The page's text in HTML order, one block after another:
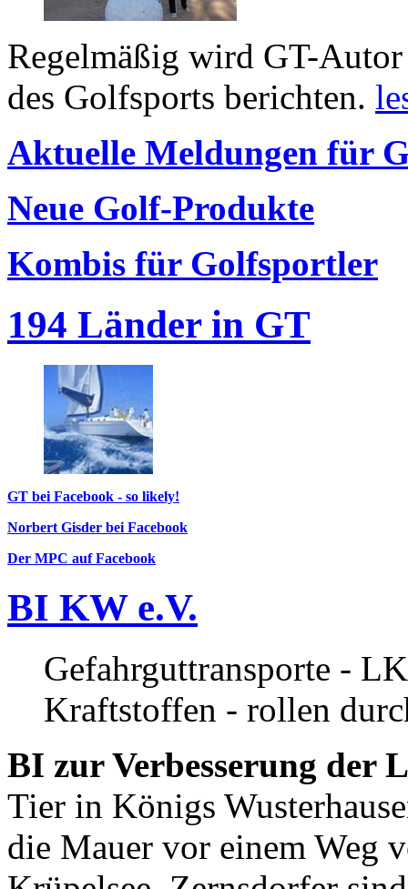
Regelmäßig wird GT-
des Golfsports berichten.
Aktuelle Meldungen für
Neue Golf-Produkte
Kombis für Golfsportler
194 Länder in GT
GT bei Facebook - so likely!
Norbert Gisder bei Facebook
Der MPC auf Facebook
BI KW e.V.
Gefahrguttransporte -
Kraftstoffen - rollen
BI zur Verbesserung der
Tier in Königs
die Mauer vor einem Weg